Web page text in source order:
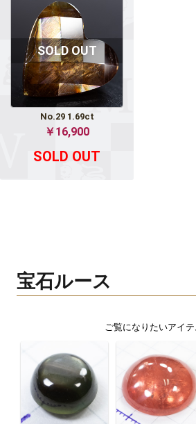
No.29 1.69ct
￥16,900
SOLD OUT
宝石ルース